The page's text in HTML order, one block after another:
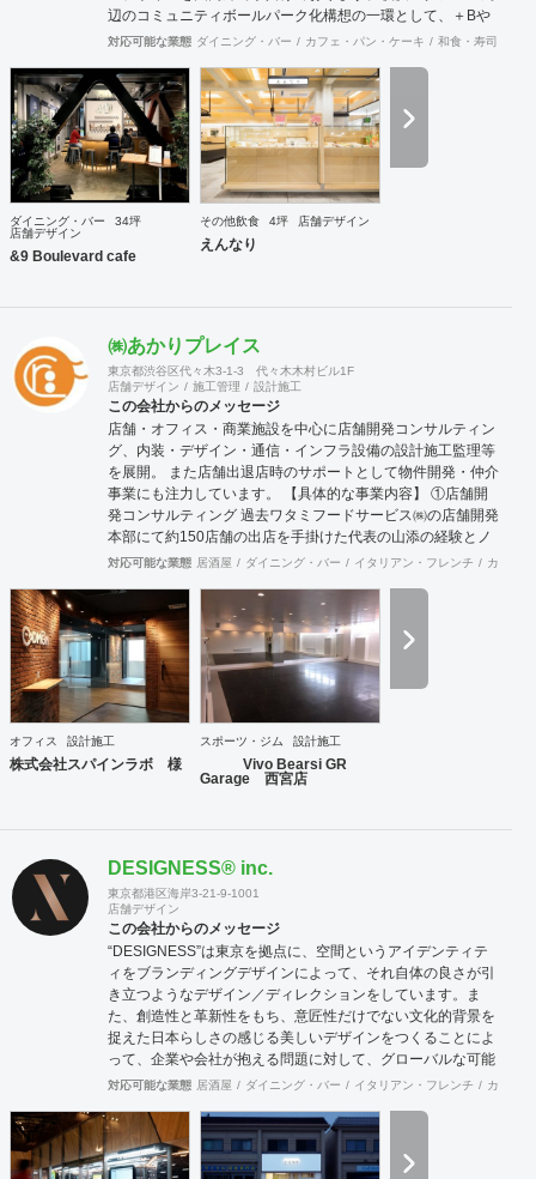
辺のコミュニティボールパーク化構想の一環として、＋Bや
THEBAYS等の空間群のデザインにも参画。各種クリエイタ
を目的ではなく手段と捉えておりますが、初めての事にチャ
レンジする方々から御相談頂く事も多く、設計に入る前の構
想段階のコンサルティングからデザイン・設計監理までを一
貫して手掛けることもできます。
対応可能な業態 ダイニング・バー カフェ・パン・ケーキ 和食・寿司
ダイニング・バー
34坪
店舗デザイン
&9 Boulevard cafe
その他飲食 4坪 店舗デザイン
えんなり
㈱あかりプレイス
東京都渋谷区代々木3-1-3 代々木木村ビル1F
店舗デザイン
施工管理 設計施工
この会社からのメッセージ
店舗・オフィス・商業施設を中心に店舗開発コンサルティン
グ、内装・デザイン・通信・インフラ設備の設計施工監理等
を展開。 また店舗出退店時のサポートとして物件開発・仲介
事業にも注力しています。 【具体的な事業内容】 ①店舗開
発コンサルティング 過去ワタミフードサービス㈱の店舗開発
本部にて約150店舗の出店を手掛けた代表の山添の経験とノ
ウハウが凝縮した事業。 物件開発だけではなく、店舗の出店
に関わる全ての業務をトータル的にサポート致します。 ②内
装工事・施工監理 会社設立から36年目という豊富な経験実
績により、高い技術を持った職人と経験豊富な現場監理によ
り、店舗デザイン設計から施工監理までを一括してワンスト
ップでご提供いたします。 ③不動産仲介（店舗・オフィス仲
介、サブリース） 多くの出退店に携わってきたネットワーク
全国のオフィスビルや店舗物件の情報を集約し、出店希望の
多い都心部、郊外主要駅をはじめ、ロードサイドの主要幹線
対応可能な業態 居酒屋 ダイニング・バー イタリアン・フレンチ カフェ
オフィス 設計施工
株式会社スパインラボ 様
スポーツ・ジム 設計施工
Vivo Bearsi GR
Garage 西宮店
DESIGNESS®︎ inc.
東京都港区海岸3-21-9-1001
店舗デザイン
この会社からのメッセージ
“DESIGNESS”は東京を拠点に、空間というアイデンティテ
ィをブランディングデザインによって、それ自体の良さが引
き立つようなデザイン／ディレクションをしています。ま
た、創造性と革新性をもち、意匠性だけでない文化的背景を
捉えた日本らしさの感じる美しいデザインをつくることによ
って、企業や会社が抱える問題に対して、グローバルな可能
性を秘めた解決策を導き出します。そして、常に世界を意識
空間デザイン：店舗、施設、住宅、展示など 空間体験を通じ
て、人と場所との心地の良い関係性をつくります。 プロダク
トデザイン：家具、道具、生活雑貨、乗り物など 立体化され
対応可能な業態 居酒屋 ダイニング・バー イタリアン・フレンチ カフェ